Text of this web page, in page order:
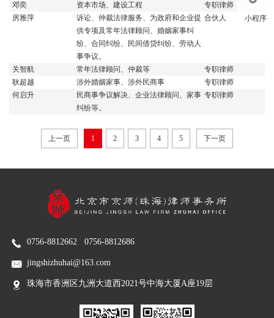
邓奕 资本市场、建设工程
专职律师
房雅萍
诉讼、仲裁法律服务、为政府和企业提
供专项及常年法律顾问、婚姻家事纠
纷、合同纠纷、民间借贷纠纷、劳动人
事争议。
合伙人
关智航 常年法律顾问、仲裁等
专职律师
耿超越
涉外婚姻家事、涉外民商事
专职律师
何启升
民商事争议解决、企业法律顾问、家事
纠纷等。
专职律师
上一页 1 2 3 4 5 下一页
0756-8812662 0756-8812686
jingshizhuhai@163.com
珠海市香洲区九洲大道西2021号中海大厦A座19层
小程序